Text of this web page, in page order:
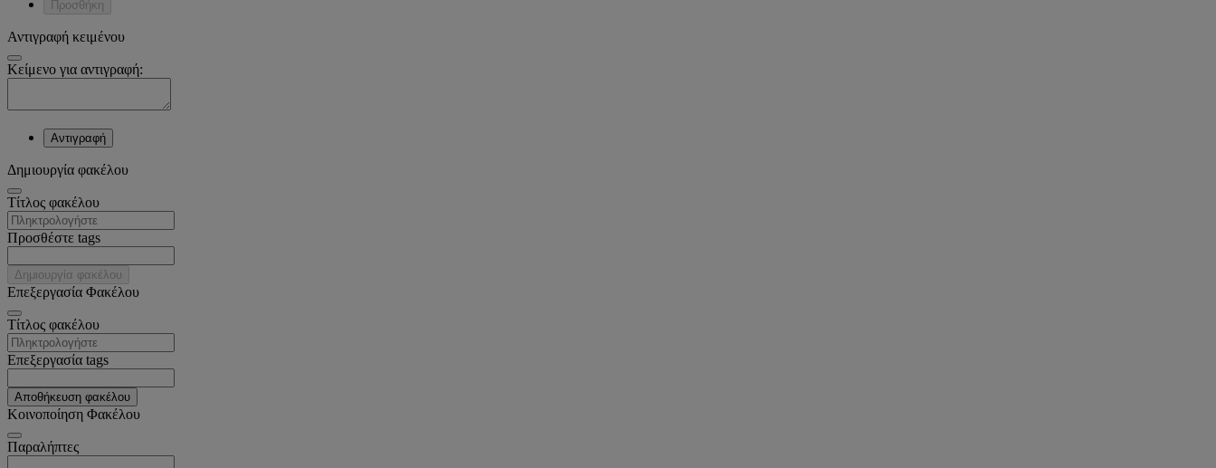
Προσθήκη
Αντιγραφή κειμένου
Κείμενο για αντιγραφή:
Αντιγραφή
Δημιουργία φακέλου
Tίτλος φακέλου
Προσθέστε tags
Δημιουργία φακέλου
Επεξεργασία Φακέλου
Tίτλος φακέλου
Επεξεργασία tags
Αποθήκευση φακέλου
Κοινοποίηση Φακέλου
Παραλήπτες